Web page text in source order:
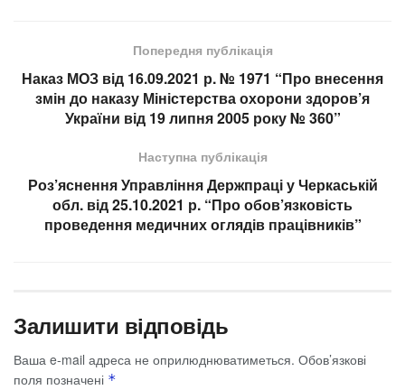
Попередня публікація
Наказ МОЗ від 16.09.2021 р. № 1971 “Про внесення
змін до наказу Міністерства охорони здоров’я
України від 19 липня 2005 року № 360”
Наступна публікація
Роз’яснення Управління Держпраці у Черкаській
обл. від 25.10.2021 р. “Про обов’язковість
проведення медичних оглядів працівників”
Залишити відповідь
Ваша e-mail адреса не оприлюднюватиметься. Обов’язкові
поля позначені *